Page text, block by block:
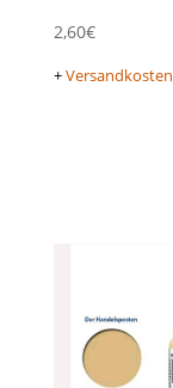
2,60€
+Versandkosten